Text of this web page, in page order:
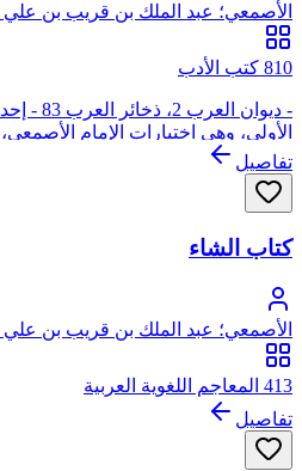
الأصمعي؛ عبد الملك بن قريب بن علي
الأصمعي
810 كتب الأدب
- ديوان
بيتاً. ل ٦١ شاعراً، لم يسم ثلاثة
كشعراء المفضليات، جلهم من
الأصمعيات دون المفضليات في
عليه اليوم، وإنما كان يقال لها:
تفاصيل
كتاب الشاء
الأصمعي؛ عبد الملك بن قريب بن علي
الأصمعي
413 المعاجم اللغوية العربية
تفاصيل